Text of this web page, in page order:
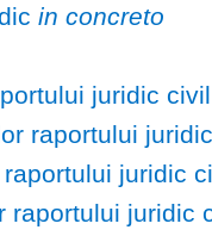
in concreto
juridic civil
raportului
juridic
raportului juridic